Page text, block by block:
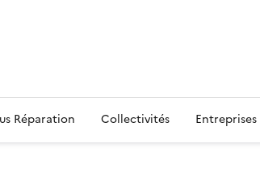
Réparation Collectivités Entreprises